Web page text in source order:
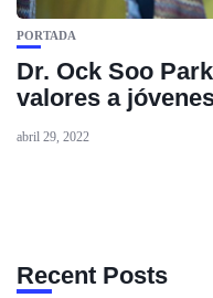
PORTADA
Dr. Ock Soo
valores a
abril 29, 2022
Recent Posts